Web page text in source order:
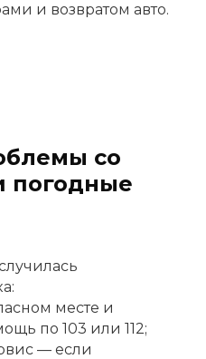
и возвратом авто.
со
погодные
месте и
по 103 или 112;
— если